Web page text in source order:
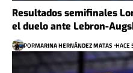
Resultados semifinales
el duelo ante Lebron-
PORMARINA HERNÁNDEZ MATAS HACE